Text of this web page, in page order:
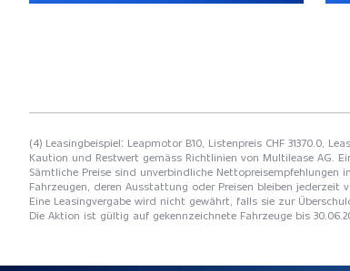
(4) Leasingbeispiel: Leapmotor B10, Listenpreis CHF 31370.0,
Kaution und Restwert gemäss Richtlinien von Multilease AG.
Sämtliche Preise sind unverbindliche
Fahrzeugen, deren Ausstattung oder Preisen bleiben
Eine Leasingvergabe wird nicht gewährt, falls sie zur
Die Aktion ist gültig auf gekennzeichnete Fahrzeuge bis